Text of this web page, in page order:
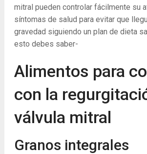
mitral pueden controlar fácilmente su
síntomas de salud para evitar que
gravedad siguiendo un plan de dieta
esto debes saber-
Alimentos para
con la
válvula mitral
Granos integrales